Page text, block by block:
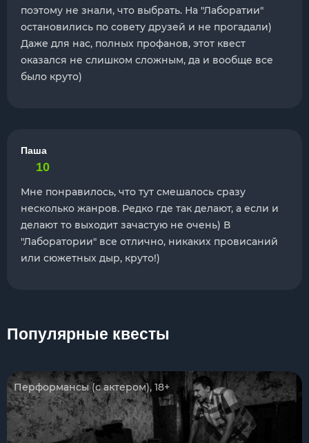
поэтому не знали, что выбрать. На "Лаборатии"
остановились по совету друзей и не прогадали)
Даже для нас, полных профанов, этот квест
оказался не слишком сложным, да и вообще все
было круто)
Паша
10
Мне понравилось, что тут смешалось сразу
несколько жанров. Редко где так делают, а если и
делают то выходит зачастую не очень) В
"Лаборатории" все отлично, никаких провисаний
или сюжетных дыр, круто!)
Популярные квесты
Перформансы (с актером), 18+